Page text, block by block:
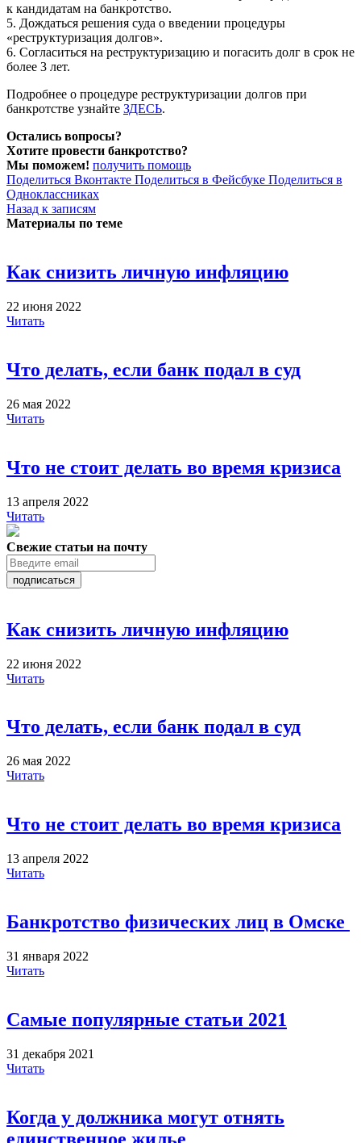
к кандидатам на банкротство.
5. Дождаться решения суда о введении процедуры
«реструктуризация долгов».
6. Согласиться на реструктуризацию и погасить долг в срок не
более 3 лет.
Подробнее о процедуре реструктуризации долгов при
банкротстве узнайте ЗДЕСЬ.
Остались вопросы?
Хотите провести банкротство?
Мы поможем! получить помощь
Поделиться Вконтакте Поделиться в Фейсбуке Поделиться в
Одноклассниках
Назад к записям
Материалы по теме
Как снизить личную инфляцию
22 июня 2022
Читать
Что делать, если банк подал в суд
26 мая 2022
Читать
Что не стоит делать во время кризиса
13 апреля 2022
Читать
Свежие статьи на почту
подписаться
Как снизить личную инфляцию
22 июня 2022
Читать
Что делать, если банк подал в суд
26 мая 2022
Читать
Что не стоит делать во время кризиса
13 апреля 2022
Читать
Банкротство физических лиц в Омске
31 января 2022
Читать
Самые популярные статьи 2021
31 декабря 2021
Читать
Когда у должника могут отнять
единственное жилье